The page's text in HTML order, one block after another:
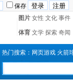
保存
图片 女性 文化 事件
体育 文学 探索 奇闻
热门搜索： 网页游戏 火箭